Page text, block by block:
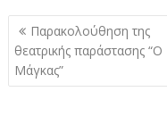
Πλοήγηση
άρθρων
Παρακολούθηση της
θεατρικής παράστασης “Ο
Μάγκας”